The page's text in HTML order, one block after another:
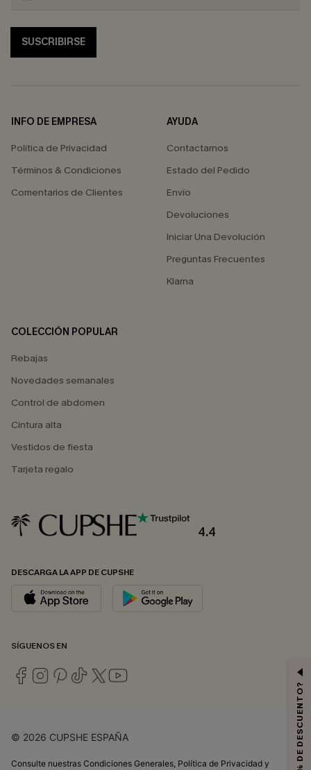
SUSCRIBIRSE
INFO DE EMPRESA
Política de Privacidad
Términos & Condiciones
Comentarios de Clientes
AYUDA
Contactarnos
Estado del Pedido
Envío
Devoluciones
Iniciar Una Devolución
Preguntas Frecuentes
Klarna
COLECCIÓN POPULAR
Rebajas
Novedades semanales
Control de abdomen
Cintura alta
Vestidos de fiesta
Tarjeta regalo
4.4
DESCARGA LA APP DE CUPSHE
SÍGUENOS EN
© 2026 CUPSHE ESPAÑA
Consulte nuestras Condiciones Generales Política de Privacidad y